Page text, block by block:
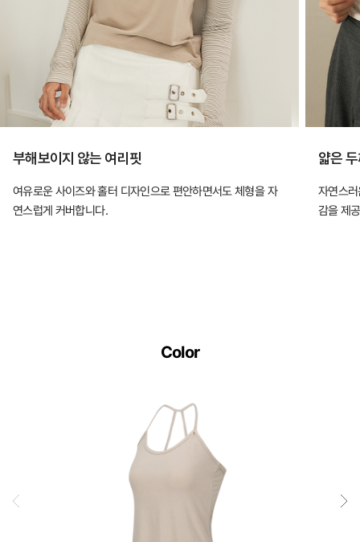
부해보이지 않는 여리핏
여유로운 사이즈와 홀터 디자인으로 편안하면서도 체형을 자
연스럽게 커버합니다.
얇은
자연스
감을 제
Color